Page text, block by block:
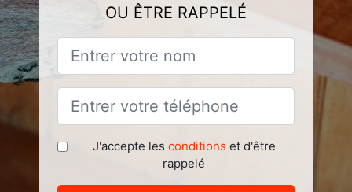
OU ÊTRE RAPPELÉ
J'accepte les conditions et d'être
rappelé